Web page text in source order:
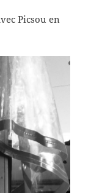
Picsou en